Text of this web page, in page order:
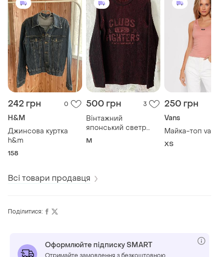
242 грн 0
H&M
Джинсова куртка
h&m
158
500 грн 3
Вінтажний
японський светр
y.o.u.
M
250 грн
Vans
Майка-топ vans
ХS
Всі товари продавця
Поділитися:
Оформлюйте підписку SMART
Отримайте замовлення з безкоштовною